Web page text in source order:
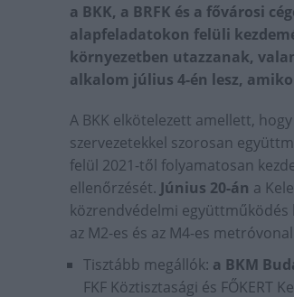
a BKK, a BRFK és a fővárosi
alapfeladatokon felüli
környezetben utazzanak,
alkalom július 4-én lesz,
A BKK elkötelezett amellett,
szervezetekkel szorosan
felül 2021-től folyamatosan
ellenőrzését. Június 20-án a
közrendvédelmi
az M2-es és az M4-es
Tisztább megállók: a BKM
FKF Köztisztasági és FŐKERT